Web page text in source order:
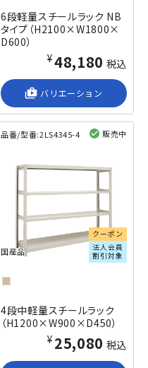
6段軽量スチールラック NB
タイプ（H2100×W1800×
D600）
¥48,180 税込
shop_2 バリエーション
品番/型番:2LS4345-4 販売中
クーポン
法人会員
割引対象
国産品
4段中軽量スチールラック
（H1200×W900×D450）
¥25,080 税込